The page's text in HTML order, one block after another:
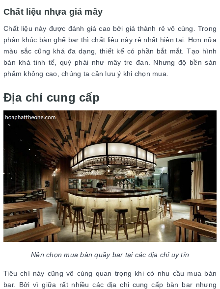
Chất liệu nhựa giả mây
Chất liệu này được đánh giá cao bởi giá thành rẻ vô cùng. Trong
phân khúc bàn ghế bar thì chất liệu này rẻ nhất hiện tại. Hơn nữa
màu sắc cũng khá đa dạng, thiết kế có phần bắt mắt. Tạo hình
bàn khá tinh tế, quý phái như mây tre đan. Nhưng độ bền sản
phẩm không cao, chúng ta cần lưu ý khi chọn mua.
Địa chỉ cung cấp
Nên chọn mua bàn quầy bar tại các địa chỉ uy tín
Tiêu chí này cũng vô cùng quan trọng khi có nhu cầu mua bàn
bar. Bởi vì giữa rất nhiều các địa chỉ cung cấp bàn bar nhưng